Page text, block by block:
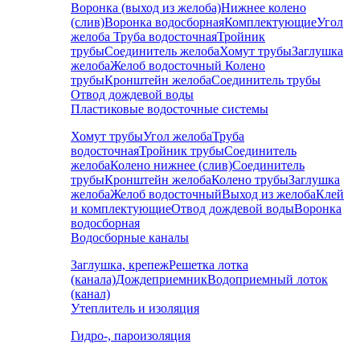
Воронка (выход из желоба)Нижнее колено
(слив)Воронка водосборнаяКомплектующиеУгол
желоба Труба водосточнаяТройник
трубыСоединитель желобаХомут трубыЗаглушка
желобаЖелоб водосточный Колено
трубыКронштейн желобаСоединитель трубы
Отвод дождевой воды
Пластиковые водосточные системы
Хомут трубыУгол желобаТруба
водосточнаяТройник трубыСоединитель
желобаКолено нижнее (слив)Соединитель
трубыКронштейн желобаКолено трубыЗаглушка
желобаЖелоб водосточныйВыход из желобаКлей
и комплектующиеОтвод дождевой водыВоронка
водосборная
Водосборные каналы
Заглушка, крепежРешетка лотка
(канала)ДождеприемникВодоприемный лоток
(канал)
Утеплитель и изоляция
Гидро-, пароизоляция